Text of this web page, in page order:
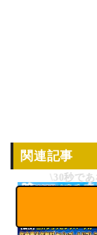
関連記事
\30秒で